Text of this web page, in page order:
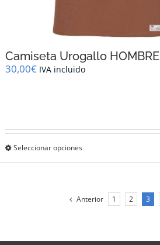
Camiseta Urogallo HOMBRE
30,00€ IVA incluido
Seleccionar opcionesEste
variantes.
pueden
Anterior 1 2 3